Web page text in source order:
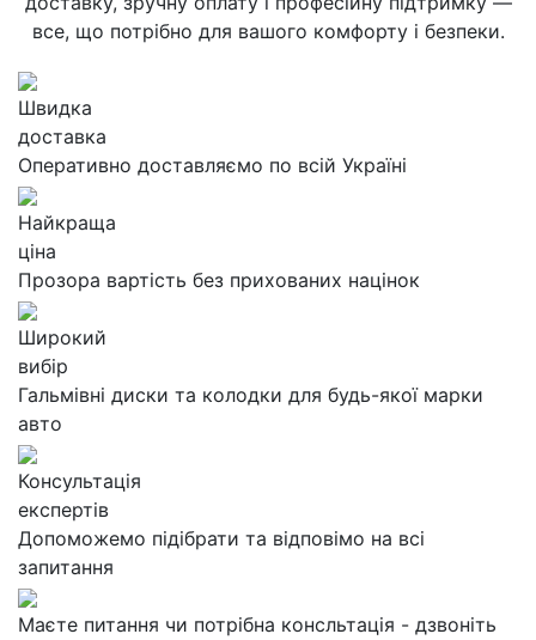
все, що потрібно для вашого комфорту і безпеки.
Швидка
доставка
Оперативно доставляємо по всій Україні
Найкраща
ціна
Прозора вартість без прихованих націнок
Широкий
вибір
Гальмівні диски та колодки для будь-якої марки
авто
Консультація
експертів
Допоможемо підібрати та відповімо на всі
запитання
Маєте питання чи потрібна консльтація - дзвоніть